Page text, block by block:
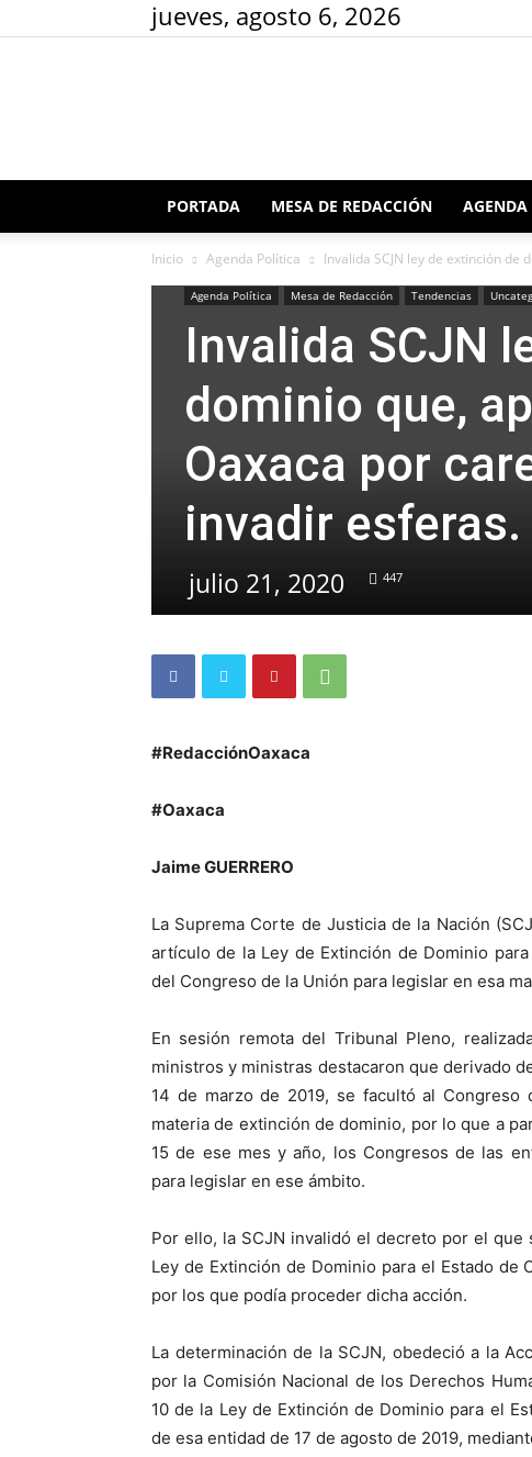
jueves, agosto 6, 2026
PORTADA MESA DE REDACCIÓN
Inicio Agenda Política Invalida SCJN ley de extinción de
Agenda Política Mesa de Redacción Tendencias
Invalida SCJN
dominio que,
Oaxaca por
invadir esferas.
julio 21, 2020 447
#RedacciónOaxaca
#Oaxaca
Jaime GUERRERO
La Suprema Corte de Justicia de la Nación
artículo de la Ley de Extinción de Dominio
del Congreso de la Unión para legislar en esa
En sesión remota del Tribunal Pleno,
ministros y ministras destacaron que derivado
14 de marzo de 2019, se facultó al
materia de extinción de dominio, por lo que a
15 de ese mes y año, los Congresos de las
para legislar en ese ámbito.
Por ello, la SCJN invalidó el decreto por el
Ley de Extinción de Dominio para el Estado de
por los que podía proceder dicha acción.
La determinación de la SCJN, obedeció a la
por la Comisión Nacional de los Derechos
10 de la Ley de Extinción de Dominio para el
de esa entidad de 17 de agosto de 2019,